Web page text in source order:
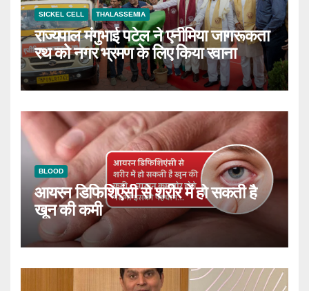
SICKEL CELL THALASSEMIA
राज्यपाल मंगुभाई पटेल ने एनीमिया जागरूकता
रथ को नगर भ्रमण के लिए किया रवाना
BLOOD
आयरन डिफिशिएंसी से शरीर में हो सकती है
खून की कमी